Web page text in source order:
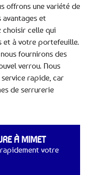
offrons une variété de
avantages et
choisir celle qui
et à votre portefeuille.
fournirons des
verrou. Nous
rapide, car
de serrurerie
À MIMET
votre